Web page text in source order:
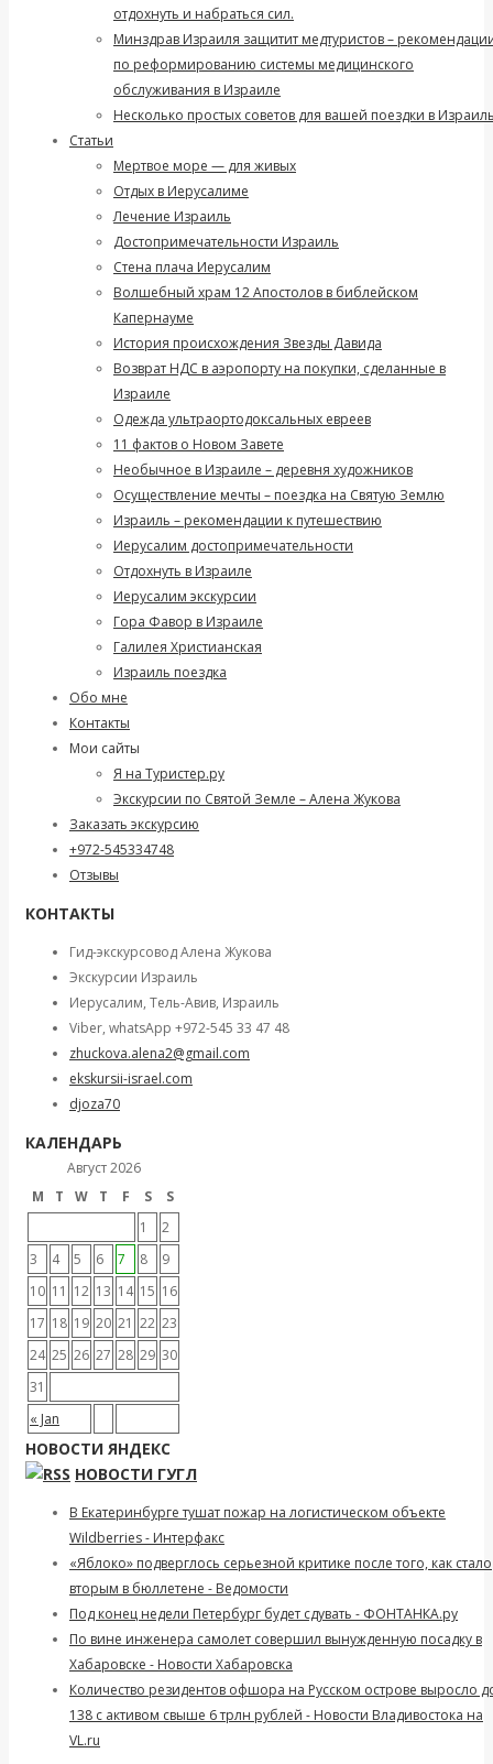
отдохнуть и набраться сил.
Минздрав Израиля защитит медтуристов –
по реформированию системы медицинского
обслуживания в Израиле
Несколько простых советов для вашей поездки в
Статьи
Мертвое море — для живых
Отдых в Иерусалиме
Лечение Израиль
Достопримечательности Израиль
Стена плача Иерусалим
Волшебный храм 12 Апостолов в библейском
Капернауме
История происхождения Звезды Давида
Возврат НДС в аэропорту на покупки, сделанные в
Израиле
Одежда ультраортодоксальных евреев
11 фактов о Новом Завете
Необычное в Израиле – деревня художников
Осуществление мечты – поездка на Святую Землю
Израиль – рекомендации к путешествию
Иерусалим достопримечательности
Отдохнуть в Израиле
Иерусалим экскурсии
Гора Фавор в Израиле
Галилея Христианская
Израиль поездка
Обо мне
Контакты
Мои сайты
Я на Туристер.ру
Экскурсии по Святой Земле – Алена Жукова
Заказать экскурсию
+972-545334748
Отзывы
КОНТАКТЫ
Гид-экскурсовод Алена Жукова
Экскурсии Израиль
Иерусалим, Тель-Авив, Израиль
Viber, whatsApp +972-545 33 47 48
zhuckova.alena2@gmail.com
ekskursii-israel.com
djoza70
КАЛЕНДАРЬ
Август 2026
M
T W T F S S
« Jan
1
2
3
4 5 6 7 8
9
10 11 12 13 14 15 16
17 18 19 20 21 22 23
24 25 26 27 28 29 30
31
НОВОСТИ ЯНДЕКС
НОВОСТИ ГУГЛ
В Екатеринбурге тушат пожар на логистическом объекте
Wildberries - Интерфакс
«Яблоко» подверглось серьезной критике после того, как стало
вторым в бюллетене - Ведомости
Под конец недели Петербург будет сдувать - ФОНТАНКА.ру
По вине инженера самолет совершил вынужденную посадку в
Хабаровске - Новости Хабаровска
Количество резидентов офшора на Русском острове выросло
138 с активом свыше 6 трлн рублей - Новости Владивостока на
VL.ru